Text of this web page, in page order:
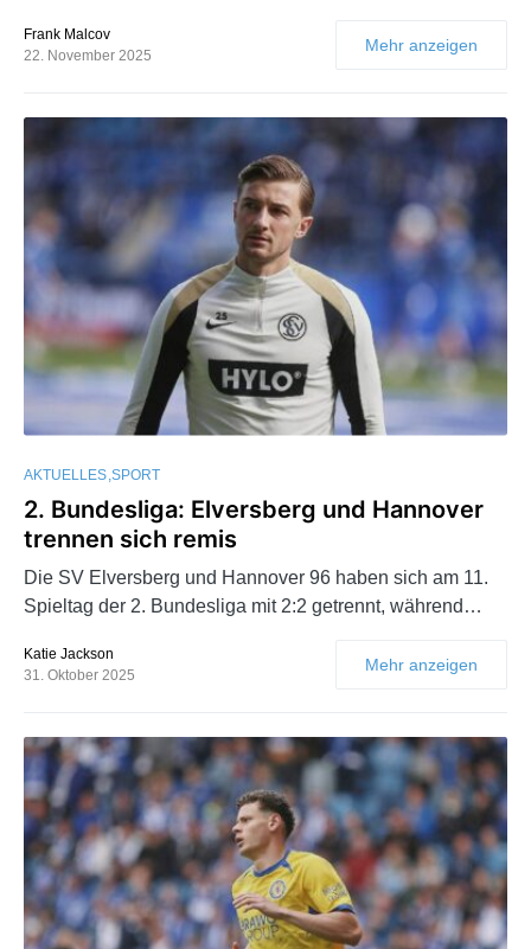
Frank Malcov
22. November 2025
Mehr anzeigen
AKTUELLES SPORT
2. Bundesliga: Elversberg und Hannover
trennen sich remis
Die SV Elversberg und Hannover 96 haben sich am 11.
Spieltag der 2. Bundesliga mit 2:2 getrennt, während…
Katie Jackson
31. Oktober 2025
Mehr anzeigen